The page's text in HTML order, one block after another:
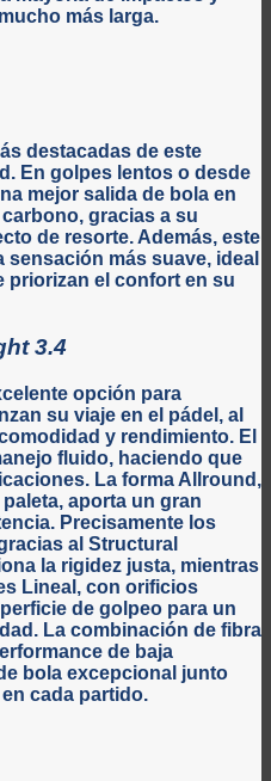
más larga.
destacadas de este
En golpes lentos o desde
mejor salida de bola en
gracias a su
de resorte. Además, este
más suave, ideal
priorizan el confort en su
3.4
opción para
su viaje en el pádel, al
y rendimiento. El
fluido, haciendo que
La forma Allround,
aporta un gran
Precisamente los
al Structural
la rigidez justa, mientras
Lineal, con orificios
de golpeo para un
La combinación de fibra
de baja
bola excepcional junto
cada partido.